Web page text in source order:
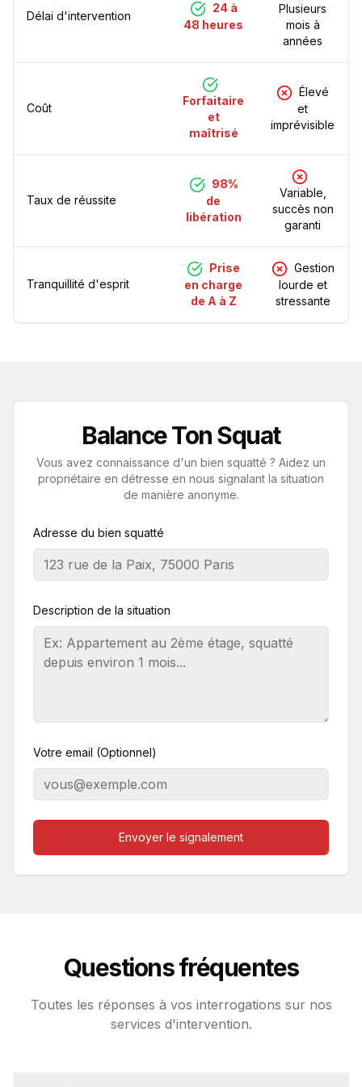
Délai d'intervention
24 à
48 heures
Plusieurs
mois à
années
Coût
Forfaitaire
et
maîtrisé
Élevé
et
imprévisible
Taux de réussite
98%
de
libération
Variable,
succès non
garanti
Tranquillité d'esprit
Prise
en charge
de A à Z
Gestion
lourde et
stressante
Balance Ton Squat
Vous avez connaissance d'un bien squatté ? Aidez un
propriétaire en détresse en nous signalant la situation
de manière anonyme.
Adresse du bien squatté
Description de la situation
Votre email (Optionnel)
Envoyer le signalement
Questions fréquentes
Toutes les réponses à vos interrogations sur nos
services d'intervention.